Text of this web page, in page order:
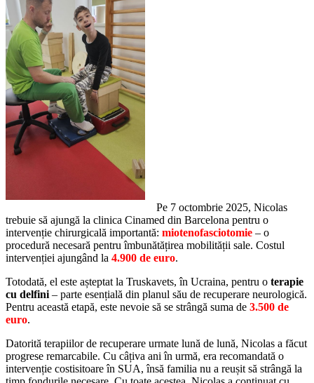
Pe 7 octombrie 2025, Nicolas
trebuie să ajungă la clinica Cinamed din Barcelona pentru o
intervenție chirurgicală importantă: miotenofasciotomie – o
procedură necesară pentru îmbunătățirea mobilității sale. Costul
intervenției ajungând la 4.900 de euro.
Totodată, el este așteptat la Truskavets, în Ucraina, pentru o terapie
cu delfini – parte esențială din planul său de recuperare neurologică.
Pentru această etapă, este nevoie să se strângă suma de 3.500 de
euro.
Datorită terapiilor de recuperare urmate lună de lună, Nicolas a făcut
progrese remarcabile. Cu câțiva ani în urmă, era recomandată o
intervenție costisitoare în SUA, însă familia nu a reușit să strângă la